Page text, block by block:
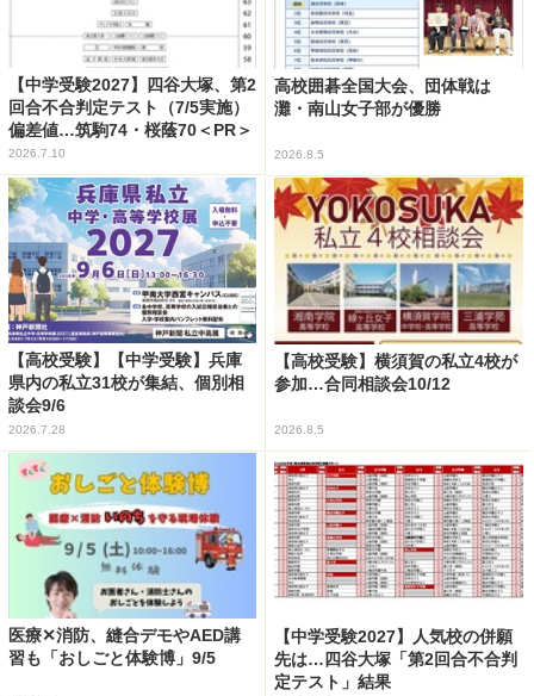
【中学受験2027】四谷大塚、第2
回合不合判定テスト（7/5実施）
偏差値…筑駒74・桜蔭70＜PR＞
2026.7.10
高校囲碁全国大会、団体戦は
灘・南山女子部が優勝
2026.8.5
【高校受験】【中学受験】兵庫
県内の私立31校が集結、個別相
談会9/6
2026.7.28
【高校受験】横須賀の私立4校が
参加…合同相談会10/12
2026.8.5
医療✕消防、縫合デモやAED講
習も「おしごと体験博」9/5
【中学受験2027】人気校の併願
先は…四谷大塚「第2回合不合判
定テスト」結果